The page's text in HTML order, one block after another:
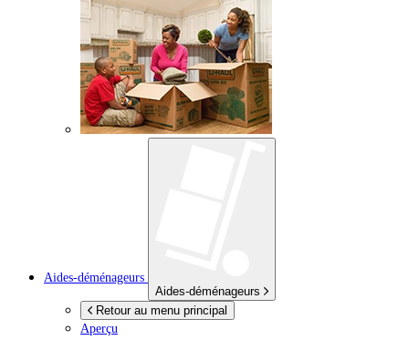
Aides-déménageurs
Aides-déménageurs
Retour au menu principal
Aperçu